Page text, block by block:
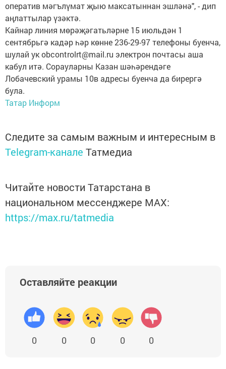
оператив мәгълүмат җыю максатыннан эшләнә", - дип
аңлаттылар үзәктә.
Кайнар линия мөрәҗәгатьләрне 15 июльдән 1
сентябрьгә кадәр һәр көнне 236-29-97 телефоны буенча,
шулай ук obcontrolrt@mail.ru электрон почтасы аша
кабул итә. Сорауларны Казан шәһәрендәге
Лобачевский урамы 10в адресы буенча да бирергә
була.
Татар Информ
Следите за самым важным и интересным в
Telegram-канале Татмедиа
Читайте новости Татарстана в
национальном мессенджере MАХ:
https://max.ru/tatmedia
Оставляйте реакции
0 0 0 0 0